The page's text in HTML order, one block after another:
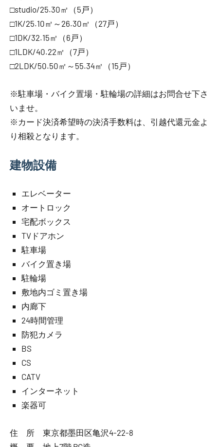
□studio/25.30㎡（5戸）
□1K/25.10㎡～26.30㎡（27戸）
□1DK/32.15㎡（6戸）
□1LDK/40.22㎡（7戸）
□2LDK/50.50㎡～55.34㎡（15戸）
※駐車場・バイク置場・駐輪場の詳細はお問合せ下さ
いませ。
※カード決済希望時の決済手数料は、引越代還元金よ
り相殺となります。
建物設備
エレベーター
オートロック
宅配ボックス
TVドアホン
駐車場
バイク置き場
駐輪場
敷地内ゴミ置き場
内廊下
24時間管理
防犯カメラ
BS
CS
CATV
インターネット
楽器可
住 所 東京都墨田区亀沢4-22-8